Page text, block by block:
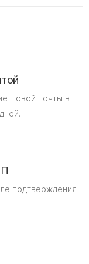
Новой почты в
подтверждения